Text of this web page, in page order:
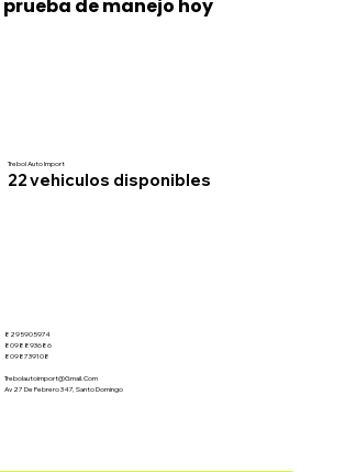
prueba de manejo hoy
8295905974
8098893686
8098739108
Trebolautoimport@gmail.com
Av 27 De Febrero 347, Santo Domingo
Trebol Auto Import
22vehiculos disponibles